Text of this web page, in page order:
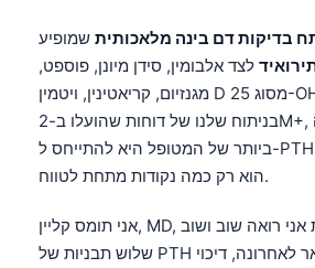
בדיקות דם בינה מלאכותית שמופיע
לצד אלבומין, סידן מיונן, פוספט,
מגנזיום, קריאטינין, ויטמין D מסוג 25-OH ותזמון תרופות.
בניתוח שלנו של דוחות שהועלו ב-2M+, הטעות השכיחה
ביותר של המטופל היא להתייחס ל-PTH נמוך כלא מזיק, כי
הוא רק כמה נקודות מתחת לטווח.
אני תומס קליין, MD, ובפרקטיקה הקלינית אני רואה שוב ושוב
שלוש תבניות של PTH נמוך: ניתוח צוואר לאחרונה, דיכוי